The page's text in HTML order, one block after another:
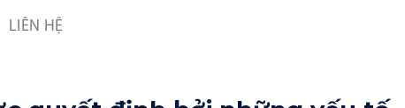
LIÊN HỆ